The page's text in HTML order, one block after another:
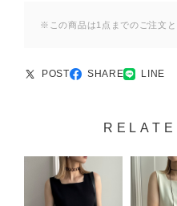
※この商品は1点までのご注文と
POST SHARE LINE